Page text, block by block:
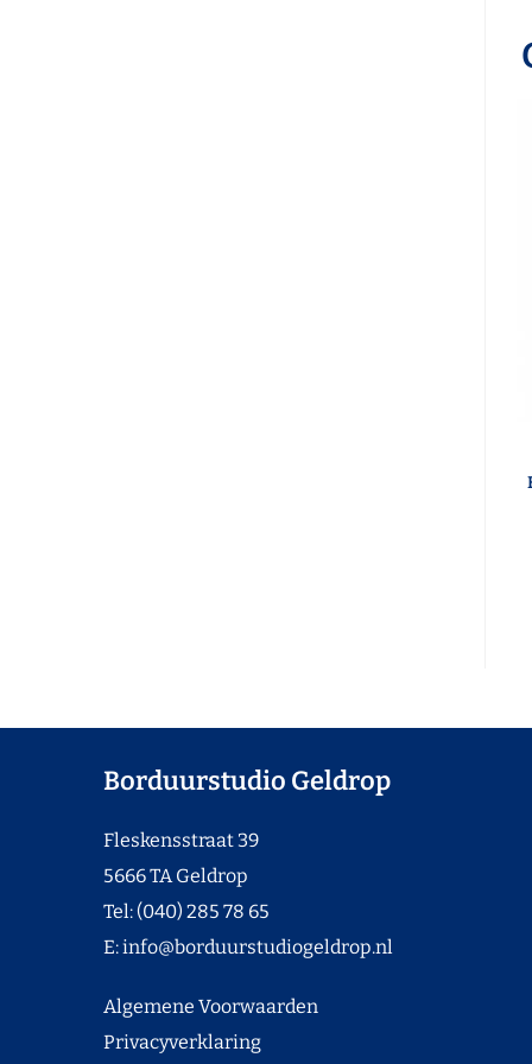
Borduurstudio Geldrop
Fleskensstraat 39
5666 TA Geldrop
Tel: (040) 285 78 65
E:info@borduurstudiogeldrop.nl
Algemene Voorwaarden
Privacyverklaring